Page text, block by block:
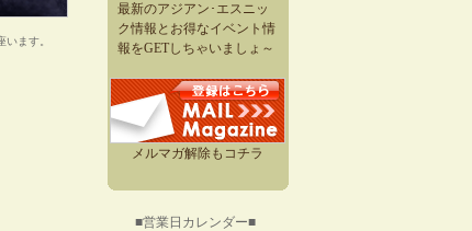
ます。
最新のアジアン･エスニッ
ク情報とお得なイベント情
報をGETしちゃいましょ～
メルマガ解除もコチラ
■営業日カレンダー■